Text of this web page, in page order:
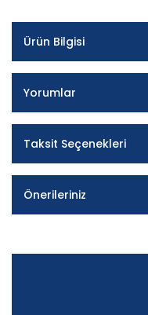
Ürün Bilgisi
Yorumlar
Taksit Seçenekleri
Önerileriniz